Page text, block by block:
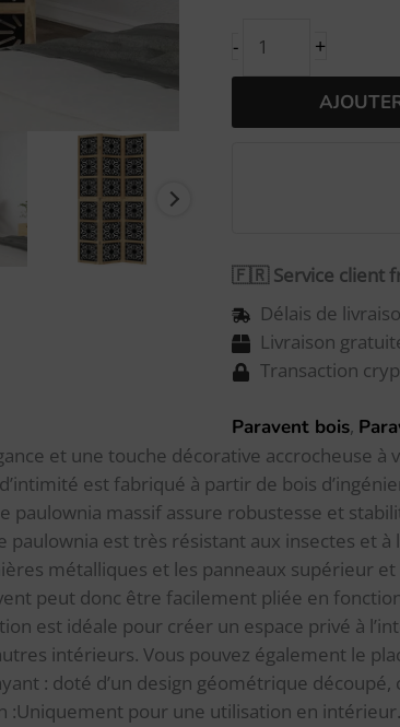
- +
🇫🇷 Service client
Délais de
Livraison
Transaction
Paravent bois,
et une touche décorative accrocheuse
est fabriqué à partir de bois
paulownia massif assure robustesse et
paulownia est très résistant aux insectes et
métalliques et les panneaux supérieur
peut donc être facilement pliée en
est idéale pour créer un espace privé à
intérieurs. Vous pouvez également le
: doté d’un design géométrique
:Uniquement pour une utilisation en intérieur.